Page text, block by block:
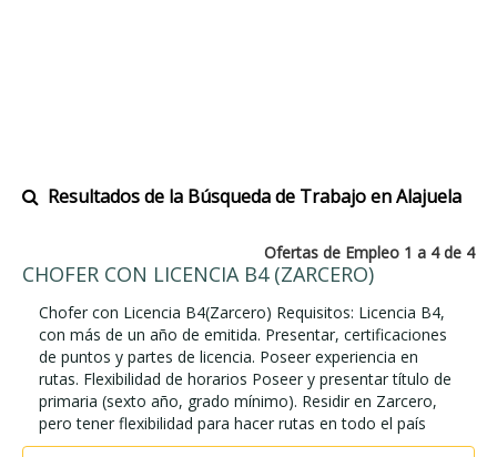
Resultados de la Búsqueda de Trabajo en Alajuela
Ofertas de Empleo 1 a 4 de 4
CHOFER CON LICENCIA B4 (ZARCERO)
Chofer con Licencia B4(Zarcero) Requisitos: Licencia B4,
con más de un año de emitida. Presentar, certificaciones
de puntos y partes de licencia. Poseer experiencia en
rutas. Flexibilidad de horarios Poseer y presentar título de
primaria (sexto año, grado mínimo). Residir en Zarcero,
pero tener flexibilidad para hacer rutas en todo el país